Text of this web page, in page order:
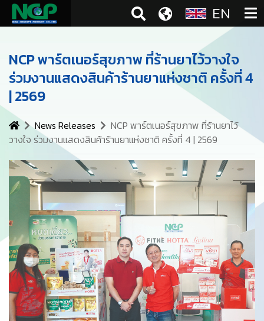
EN
NCP พาร์ตเนอร์สุขภาพ ที่ร้านยาไว้วางใจ
ร่วมงานแสดงสินค้าร้านยาแห่งชาติ ครั้งที่ 4
| 2569
News Releases
NCP พาร์ตเนอร์สุขภาพ ที่ร้านยาไว้
วางใจ ร่วมงานแสดงสินค้าร้านยาแห่งชาติ ครั้งที่ 4 | 2569